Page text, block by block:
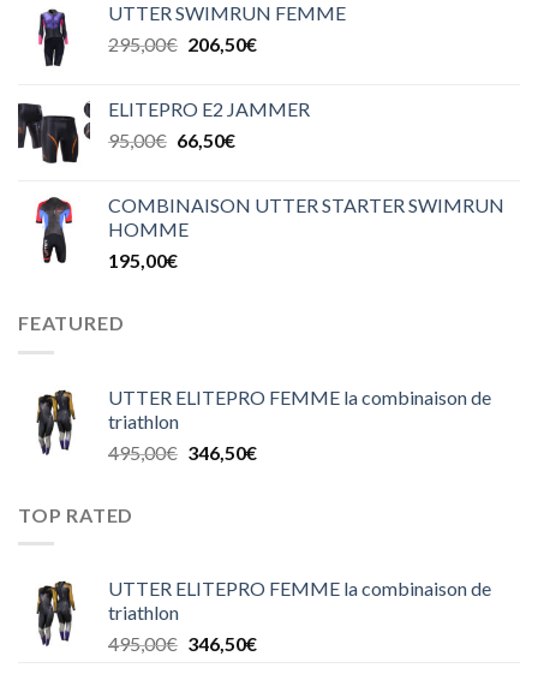
UTTER SWIMRUN FEMME
295,00€ 206,50€
ELITEPRO E2 JAMMER
95,00€ 66,50€
COMBINAISON UTTER STARTER SWIMRUN
HOMME
195,00€
FEATURED
UTTER ELITEPRO FEMME la combinaison de
triathlon
495,00€ 346,50€
TOP RATED
UTTER ELITEPRO FEMME la combinaison de
triathlon
495,00€ 346,50€